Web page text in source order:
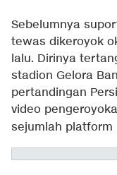
Sebelumnya
tewas dikeroyok
lalu. Dirinya
stadion Gelora
pertandingan
video
sejumlah platform